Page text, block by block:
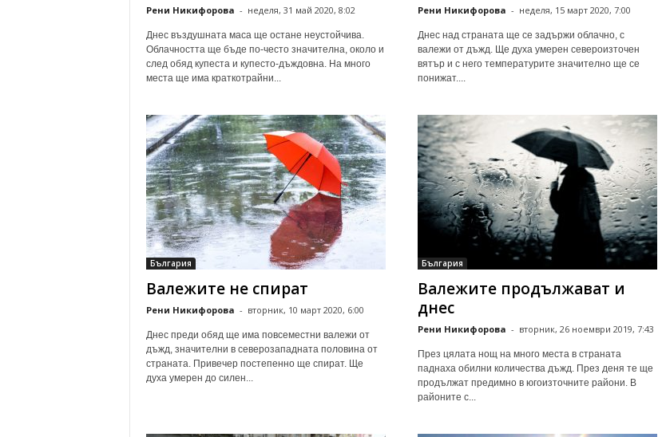
Рени Никифорова - неделя, 31 май 2020, 8:02
Днес въздушната маса ще остане неустойчива.
Облачността ще бъде по-често значителна, около и
след обяд купеста и купесто-дъждовна. На много
места ще има краткотрайни...
Рени Никифорова - неделя, 15 март 2020, 7:00
Днес над страната ще се задържи облачно, с
валежи от дъжд. Ще духа умерен североизточен
вятър и с него температурите значително ще се
понижат....
България
Валежите не спират
Рени Никифорова - вторник, 10 март 2020, 6:00
Днес преди обяд ще има повсеместни валежи от
дъжд, значителни в северозападната половина от
страната. Привечер постепенно ще спират. Ще
духа умерен до силен...
България
Валежите продължават и
днес
Рени Никифорова - вторник, 26 ноември 2019, 7:43
През цялата нощ на много места в страната
паднаха обилни количества дъжд. През деня те ще
продължат предимно в югоизточните райони. В
районите с...